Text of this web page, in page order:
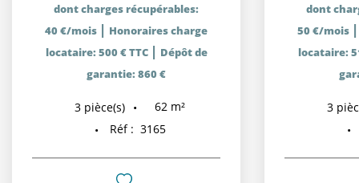
dont charges récupérables:
40 €/mois | Honoraires charge
locataire: 500 € TTC | Dépôt de
garantie: 860 €
3 pièce(s) 62 m²
Réf : 3165
dont
50 €/mois
locataire:
3